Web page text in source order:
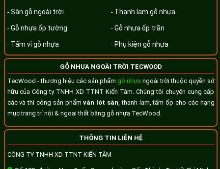
- Sàn gỗ ngoài trời - Thanh lam gỗ nhựa
- Gỗ nhựa ốp tường - Gỗ nhựa ốp trần
- Tấm vỉ gỗ nhựa - Phụ kiện gỗ nhựa
GỖ NHỰA NGOÀI TRỜI TECWOOD
TecWood - thương hiệu các sản phẩm gỗ nhựa ngoài trời thuộc quyền sở
hữu của Công ty TNHH XD TTNT Kiến Tâm. Chúng tôi chuyên cung cấp
các và thi công sản phẩmván lót sàn , thanh lam, tấm ốp cho các hạng
mục trang trí nội & ngoại thất bằng gỗ nhựa TecWood.
THÔNG TIN LIÊN HỆ
CÔNG TY TNHH XD TTNT KIẾN TÂM